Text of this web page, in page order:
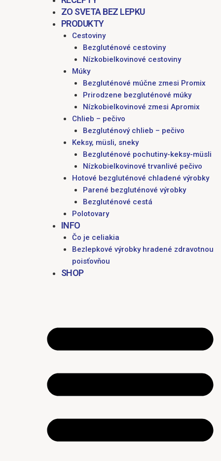
ZO SVETA BEZ LEPKU
PRODUKTY
Cestoviny
Bezgluténové cestoviny
Nízkobielkovinové cestoviny
Múky
Bezgluténové múčne zmesi Promix
Prirodzene bezgluténové múky
Nízkobielkovinové zmesi Apromix
Chlieb – pečivo
Bezgluténový chlieb – pečivo
Keksy, müsli, sneky
Bezgluténové pochutiny-keksy-müsli
Nízkobielkovinové trvanlivé pečivo
Hotové bezgluténové chladené výrobky
Parené bezgluténové výrobky
Bezgluténové cestá
Polotovary
INFO
Čo je celiakia
Bezlepkové výrobky hradené zdravotnou
poisťovňou
SHOP